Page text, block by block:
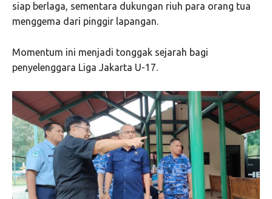
siap berlaga, sementara dukungan riuh para orang tua
menggema dari pinggir lapangan.
Momentum ini menjadi tonggak sejarah bagi
penyelenggara Liga Jakarta U-17.